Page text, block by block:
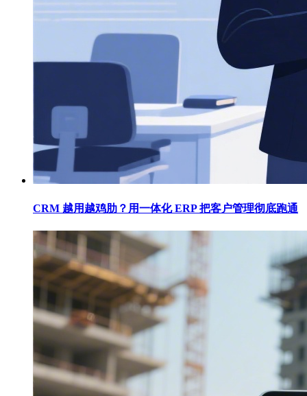
CRM 越用越鸡肋？用一体化 ERP 把客户管理彻底跑通